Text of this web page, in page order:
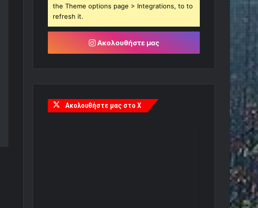
the Theme options page > Integrations, to to
refresh it.
Ακολουθήστε μας
Ακολουθήστε μας στο X